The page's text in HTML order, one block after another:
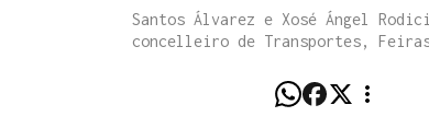
Santos Álvarez e Xosé Ángel
concelleiro de Transportes,